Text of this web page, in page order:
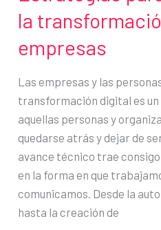
la
empresas
Las empresas y las
transformación digital es
aquellas personas y
quedarse atrás y dejar de
avance técnico trae
en la forma en que
comunicamos. Desde la
hasta la creación de